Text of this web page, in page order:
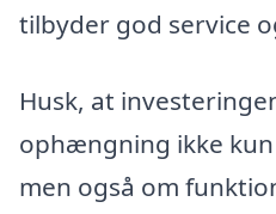
tilbyder god service
Husk, at
ophængning ikke
men også om